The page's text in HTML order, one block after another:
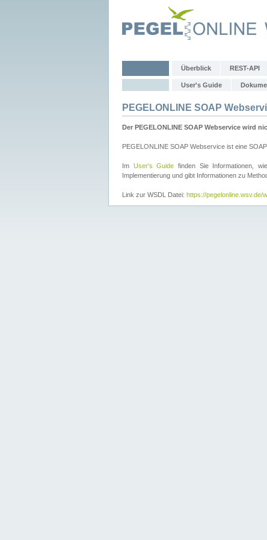
Überblick REST-API
User's Guide
PEGELONLINE SOAP
Der PEGELONLINE SOAP Webservice wird
PEGELONLINE SOAP Webservice ist eine
Im User's Guide finden Sie Informationen,
Implementierung und gibt Informationen zu
Link zur WSDL Datei: https://pegelonline.wsv.de/